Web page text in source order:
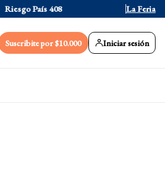
País 408 La Feria
Suscribite por $10.000 Iniciar sesión